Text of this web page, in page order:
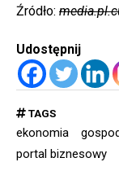
Źródło:
Udostępnij
TAGS
ekonomia
portal biznesowy